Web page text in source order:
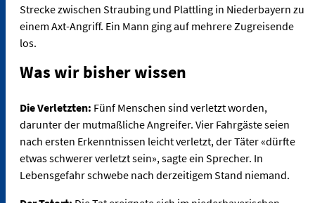
Strecke zwischen Straubing und Plattling in Niederbayern zu
einem Axt-Angriff. Ein Mann ging auf mehrere Zugreisende
los.
Was wir bisher wissen
Die Verletzten: Fünf Menschen sind verletzt worden,
darunter der mutmaßliche Angreifer. Vier Fahrgäste seien
nach ersten Erkenntnissen leicht verletzt, der Täter «dürfte
etwas schwerer verletzt sein», sagte ein Sprecher. In
Lebensgefahr schwebe nach derzeitigem Stand niemand.